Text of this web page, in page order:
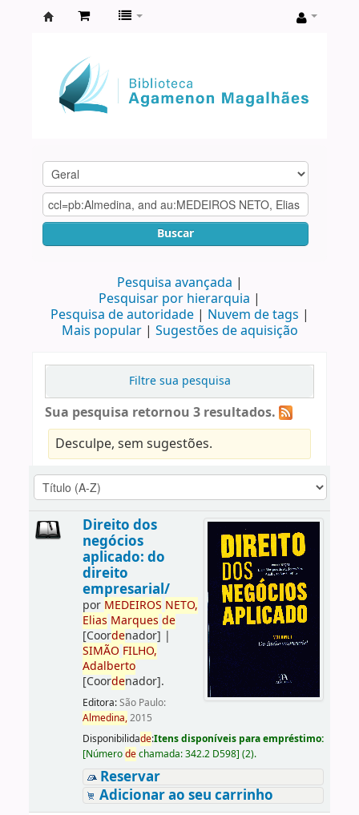
Agamenon
Magalhães
Buscar
Pesquisa avançada
Pesquisar por hierarquia
Pesquisa de autoridade
Nuvem de tags
Mais popular
Sugestões de aquisição
Filtre sua pesquisa
Sua pesquisa retornou 3 resultados.
Desculpe, sem sugestões.
Direito dos
negócios
aplicado: do
direito
empresarial/
por MEDEIROS NETO,
Elias Marques de
[Coordenador] |
SIMÃO FILHO,
Adalberto
[Coordenador].
Editora:São Paulo:
Almedina,2015
Disponibilidade:Itens disponíveis para empréstimo:
[Númerodechamada:342.2 D598] (2).
Reservar
Adicionar ao seu carrinho